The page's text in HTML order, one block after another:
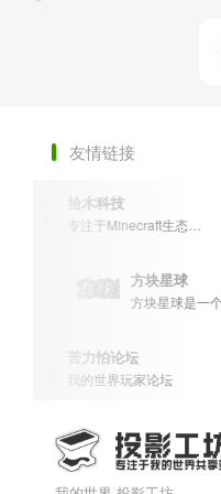
友情链接
拾木科技
专注于Minecraft生态建设
方块星球
苦力怕论坛
我的世界玩家论坛